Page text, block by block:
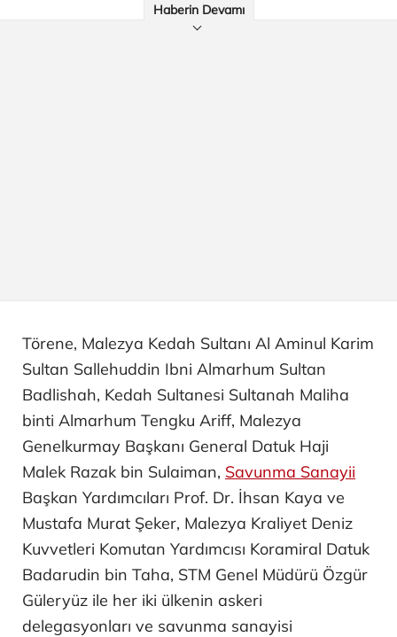
Haberin Devamı
Törene, Malezya Kedah Sultanı Al Aminul Karim
Sultan Sallehuddin Ibni Almarhum Sultan
Badlishah, Kedah Sultanesi Sultanah Maliha
binti Almarhum Tengku Ariff, Malezya
Genelkurmay Başkanı General Datuk Haji
Malek Razak bin Sulaiman, Savunma Sanayii
Başkan Yardımcıları Prof. Dr. İhsan Kaya ve
Mustafa Murat Şeker, Malezya Kraliyet Deniz
Kuvvetleri Komutan Yardımcısı Koramiral Datuk
Badarudin bin Taha, STM Genel Müdürü Özgür
Güleryüz ile her iki ülkenin askeri
delegasyonları ve savunma sanayisi